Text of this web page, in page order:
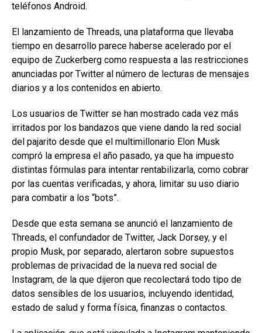
teléfonos Android.
El lanzamiento de Threads, una plataforma que llevaba
tiempo en desarrollo parece haberse acelerado por el
equipo de Zuckerberg como respuesta a las restricciones
anunciadas por Twitter al número de lecturas de mensajes
diarios y a los contenidos en abierto.
Los usuarios de Twitter se han mostrado cada vez más
irritados por los bandazos que viene dando la red social
del pajarito desde que el multimillonario Elon Musk
compró la empresa el año pasado, ya que ha impuesto
distintas fórmulas para intentar rentabilizarla, como cobrar
por las cuentas verificadas, y ahora, limitar su uso diario
para combatir a los “bots”.
Desde que esta semana se anunció el lanzamiento de
Threads, el confundador de Twitter, Jack Dorsey, y el
propio Musk, por separado, alertaron sobre supuestos
problemas de privacidad de la nueva red social de
Instagram, de la que dijeron que recolectará todo tipo de
datos sensibles de los usuarios, incluyendo identidad,
estado de salud y forma física, finanzas o contactos.